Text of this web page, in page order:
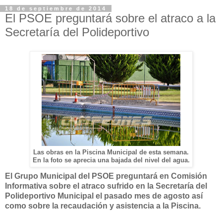
18 de septiembre de 2014
El PSOE preguntará sobre el atraco a la
Secretaría del Polideportivo
Las obras en la Piscina Municipal de esta semana.
En la foto se aprecia una bajada del nivel del agua.
El Grupo Municipal del PSOE preguntará en Comisión
Informativa sobre el atraco sufrido en la Secretaría del
Polideportivo Municipal el pasado mes de agosto así
como sobre la recaudación y asistencia a la Piscina.